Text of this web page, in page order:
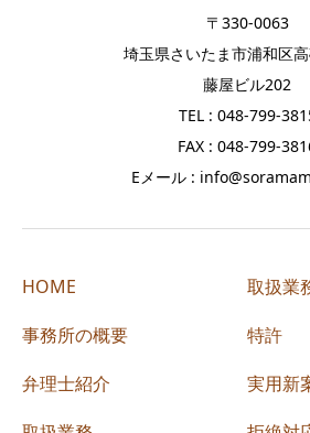
〒330-0063
埼玉県さいたま市浦和区
藤屋ビル202
TEL : 048-799-
FAX : 048-799-
Eメール :
HOME
事務所の概要
弁理士紹介
取扱業
特許
実用新